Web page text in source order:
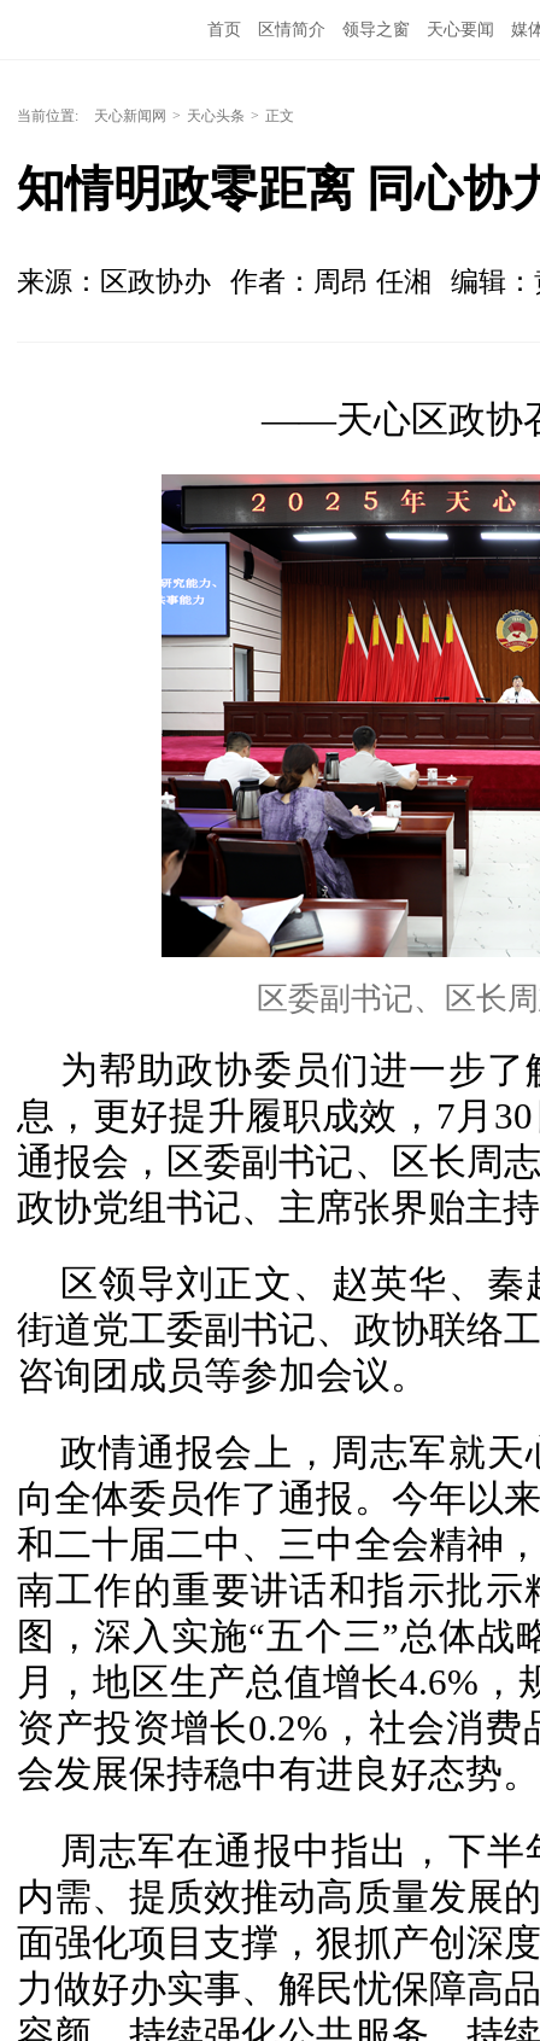
首页 区情简介 领导之窗 天心要闻 媒
当前位置: 天心新闻网 > 天心头条 > 正文
知情明政零距离 同心协
来源：区政协办 作者：周昂 任湘 编辑
——天心区政协
区委副书记、区长
为帮助政协委员们进一步
息，更好提升履职成效，7月
通报会，区委副书记、区长周
政协党组书记、主席张界贻主
区领导刘正文、赵英华、
街道党工委副书记、政协联络
咨询团成员等参加会议。
政情通报会上，周志军就
向全体委员作了通报。今年以
和二十届二中、三中全会精神
南工作的重要讲话和指示批
图，深入实施“五个三”总体战
月，地区生产总值增长4.6%
资产投资增长0.2%，社会消
会发展保持稳中有进良好态势。
周志军在通报中指出，下
内需、提质效推动高质量发展
面强化项目支撑，狠抓产创深
力做好办实事、解民忧保障高